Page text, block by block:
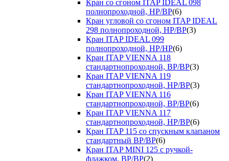
Кран со сгоном ITAP IDEAL 098
полнопроходной, НР/ВР(6)
Кран угловой со сгоном ITAP IDEAL
298 полнопроходной, НР/ВР(3)
Кран ITAP IDEAL 099
полнопроходной, НР/НР(6)
Кран ITAP VIENNA 118
стандартнопроходной, ВР/ВР(3)
Кран ITAP VIENNA 119
стандартнопроходной, НР/ВР(3)
Кран ITAP VIENNA 116
стандартнопроходной, ВР/ВР(6)
Кран ITAP VIENNA 117
стандартнопроходной, НР/ВР(6)
Кран ITAP 115 со спускным клапаном
стандартный ВР/ВР(6)
Кран ITAP MINI 125 с ручкой-
флажком, ВР/ВР(2)